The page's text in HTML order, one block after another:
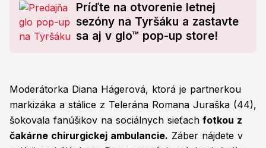
Príďte na otvorenie letnej
sezóny na Tyršáku a zastavte
sa aj v glo™ pop-up store!
Moderátorka Diana Hágerová, ktorá je partnerkou
markizáka a stálice z Telerána Romana Juraška (44),
šokovala fanúšikov na sociálnych sieťach fotkou z
čakárne chirurgickej ambulancie. Záber nájdete v